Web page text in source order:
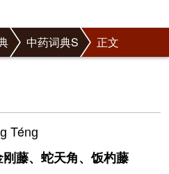
中药词典S 正文
Ténɡ
藤、蛇天角、饭杓藤